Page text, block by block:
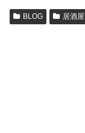
BLOG 居酒屋